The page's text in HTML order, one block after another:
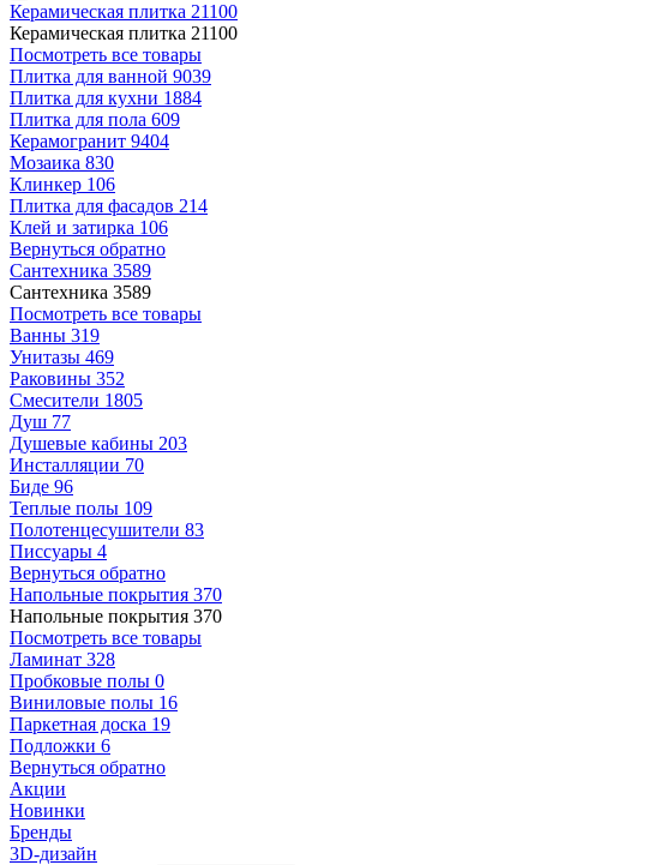
Керамическая плитка 21100
Керамическая плитка 21100
Посмотреть все товары
Плитка для ванной 9039
Плитка для кухни 1884
Плитка для пола 609
Керамогранит 9404
Мозаика 830
Клинкер 106
Плитка для фасадов 214
Клей и затирка 106
Вернуться обратно
Сантехника 3589
Сантехника 3589
Посмотреть все товары
Ванны 319
Унитазы 469
Раковины 352
Смесители 1805
Душ 77
Душевые кабины 203
Инсталляции 70
Биде 96
Теплые полы 109
Полотенцесушители 83
Писсуары 4
Вернуться обратно
Напольные покрытия 370
Напольные покрытия 370
Посмотреть все товары
Ламинат 328
Пробковые полы 0
Виниловые полы 16
Паркетная доска 19
Подложки 6
Вернуться обратно
Акции
Новинки
Бренды
3D-дизайн